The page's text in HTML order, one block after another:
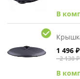
В
1 496 ₽
2 130 ₽
В